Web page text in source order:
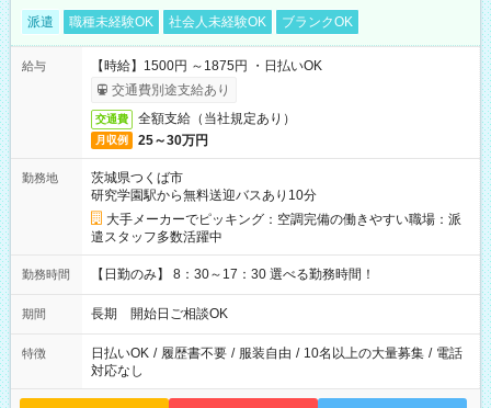
派遣 職種未経験OK 社会人未経験OK ブランクOK
給与
【時給】1500円 ～1875円 ・日払いOK
交通費別途支給あり
交通費 全額支給（当社規定あり）
月収例 25～30万円
勤務地
茨城県つくば市
研究学園駅から無料送迎バスあり10分
大手メーカーでピッキング：空調完備の働きやすい職場：派
遣スタッフ多数活躍中
勤務時間 【日勤のみ】 8：30～17：30 選べる勤務時間！
期間 長期 開始日ご相談OK
特徴 日払いOK / 履歴書不要 / 服装自由 / 10名以上の大量募集 / 電話
対応なし